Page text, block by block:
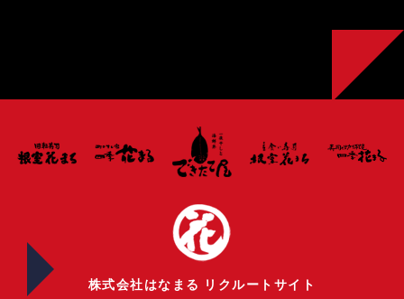
株式会社はなまる リクルートサイト